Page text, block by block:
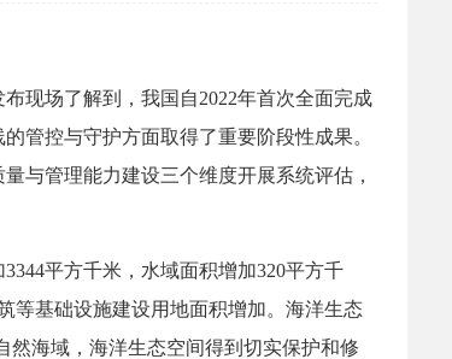
现场了解到，我国自2022年首次全面完成
管控与守护方面取得了重要阶段性成果。
与管理能力建设三个维度开展系统评估，
平方千米，水域面积增加320平方千
等基础设施建设用地面积增加。海洋生态
然海域，海洋生态空间得到切实保护和修